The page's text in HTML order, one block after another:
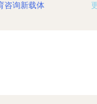
咨询新载体